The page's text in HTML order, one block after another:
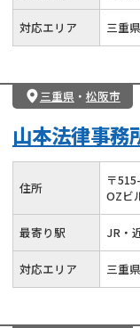
対応エリア 三重県
三重県 ・ 松阪市
山本法律事務
住所 〒515-
OZビ
最寄り駅 JR・
対応エリア 三重県